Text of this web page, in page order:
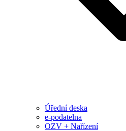
Úřední deska
e-podatelna
OZV + Nařízení